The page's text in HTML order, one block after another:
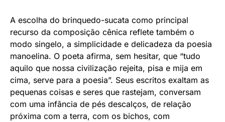
A escolha do brinquedo-sucata como principal
recurso da composição cênica reflete também o
modo singelo, a simplicidade e delicadeza da poesia
manoelina. O poeta afirma, sem hesitar, que “tudo
aquilo que nossa civilização rejeita, pisa e mija em
cima, serve para a poesia”. Seus escritos exaltam as
pequenas coisas e seres que rastejam, conversam
com uma infância de pés descalços, de relação
próxima com a terra, com os bichos, com